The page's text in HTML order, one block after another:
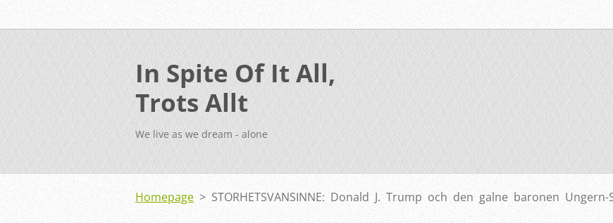
In Spite Of It All,
Trots Allt
We live as we dream - alone
Homepage > STORHETSVANSINNE: Donald J. Trump och den galne baronen